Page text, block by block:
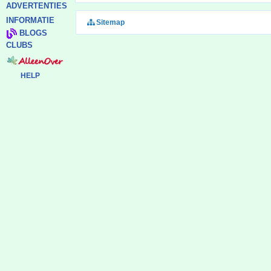
ADVERTENTIES
INFORMATIE
BLOGS
CLUBS
HELP
Sitemap